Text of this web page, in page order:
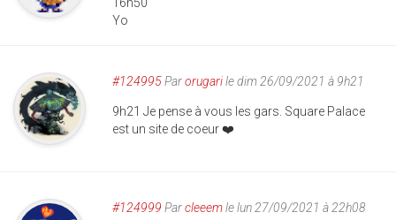
Yo
#124995Parorugarile dim 26/09/2021 à 9h21
9h21 Je pense à vous les gars. Square Palace
est un site de coeur ❤️
#124999 Parcleeemle lun 27/09/2021 à 22h08